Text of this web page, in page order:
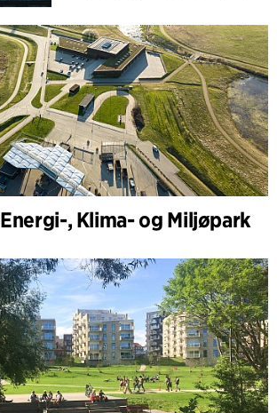
Energi-, Klima- og Miljøpark